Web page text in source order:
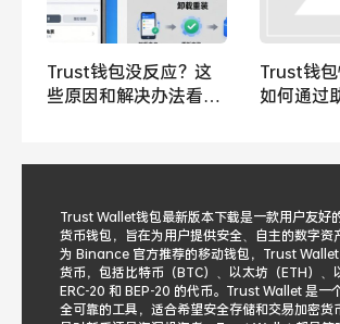
Trust钱包没反应？这
些原因和解决办法看这
Trust钱包
如何通过
Trust Wallet钱包最新版本下载是一款用户友好
货币钱包，旨在为用户提供安全、自主的数字资
为 Binance 官方推荐的移动钱包，Trust Wallet
货币，包括比特币（BTC）、以太坊（ETH）、
ERC-20 和 BEP-20 的代币。Trust Wallet 是一
全可靠的工具，适合希望安全存储和交易加密货